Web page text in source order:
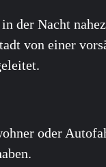
der Nacht
von einer
oder